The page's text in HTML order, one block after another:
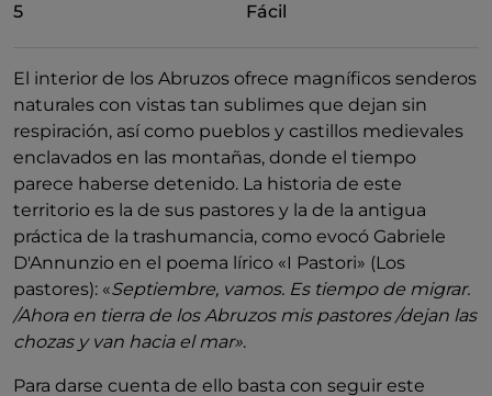
5 Fácil
El interior de los Abruzos ofrece magníficos senderos
naturales con vistas tan sublimes que dejan sin
respiración, así como pueblos y castillos medievales
enclavados en las montañas, donde el tiempo
parece haberse detenido. La historia de este
territorio es la de sus pastores y la de la antigua
práctica de la trashumancia, como evocó Gabriele
D'Annunzio en el poema lírico «I Pastori» (Los
pastores): «Septiembre, vamos. Es tiempo de migrar.
/Ahora en tierra de los Abruzos mis pastores /dejan las
chozas y van hacia el mar».
Para darse cuenta de ello basta con seguir este